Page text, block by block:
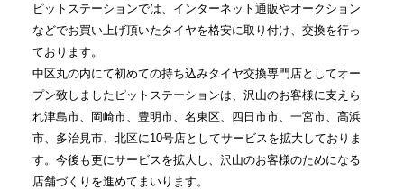
ピットステーションでは、インターネット通販やオークション
などでお買い上げ頂いたタイヤを格安に取り付け、交換を行っ
ております。
中区丸の内にて初めての持ち込みタイヤ交換専門店としてオー
プン致しましたピットステーションは、沢山のお客様に支えら
れ津島市、岡崎市、豊明市、名東区、四日市市、一宮市、高浜
市、多治見市、北区に10号店としてサービスを拡大しておりま
す。今後も更にサービスを拡大し、沢山のお客様のためになる
店舗づくりを進めてまいります。